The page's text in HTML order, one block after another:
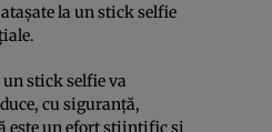
la un stick selfie
stick selfie va
cu siguranță,
este un efort științific și